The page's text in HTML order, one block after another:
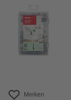
Merken